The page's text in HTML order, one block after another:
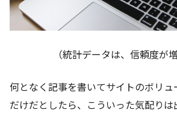
（統計データは、信頼度が
何となく記事を書いてサイトのボリ
だけだとしたら、こういった気配りは